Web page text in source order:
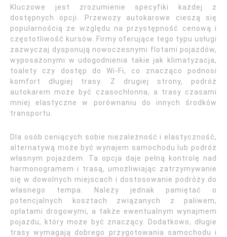
Kluczowe jest zrozumienie specyfiki każdej z
dostępnych opcji. Przewozy autokarowe cieszą się
popularnością ze względu na przystępność cenową i
częstotliwość kursów. Firmy oferujące tego typu usługi
zazwyczaj dysponują nowoczesnymi flotami pojazdów,
wyposażonymi w udogodnienia takie jak klimatyzacja,
toalety czy dostęp do Wi-Fi, co znacząco podnosi
komfort długiej trasy. Z drugiej strony, podróż
autokarem może być czasochłonna, a trasy czasami
mniej elastyczne w porównaniu do innych środków
transportu.
Dla osób ceniących sobie niezależność i elastyczność,
alternatywą może być wynajem samochodu lub podróż
własnym pojazdem. Ta opcja daje pełną kontrolę nad
harmonogramem i trasą, umożliwiając zatrzymywanie
się w dowolnych miejscach i dostosowanie podróży do
własnego tempa. Należy jednak pamiętać o
potencjalnych kosztach związanych z paliwem,
opłatami drogowymi, a także ewentualnym wynajmem
pojazdu, który może być znaczący. Dodatkowo, długie
trasy wymagają dobrego przygotowania samochodu i